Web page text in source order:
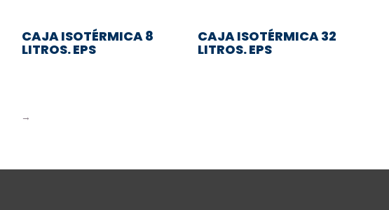
CAJA ISOTÉRMICA 8
LITROS. EPS
CAJA ISOTÉRMICA 32
LITROS. EPS
→